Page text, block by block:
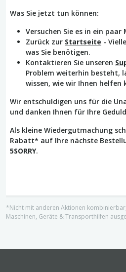
Was Sie jetzt tun können:
Versuchen Sie es in ein
Zurück zur Startseite -
was Sie benötigen.
Kontaktieren Sie unseren
Problem weiterhin besteht,
wissen, wie wir Ihnen helfen
Wir entschuldigen uns für die
und danken Ihnen für Ihre
Als kleine Wiedergutmachung
Rabatt* auf Ihre nächste
5SORRY.
*Nicht mit anderen Aktionen
Maschinen, Geräte & Transporthilfen